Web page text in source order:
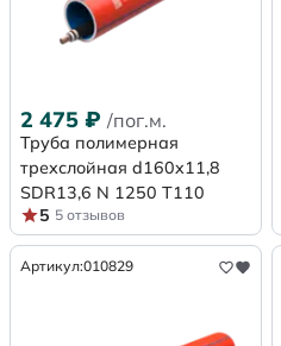
2 475 ₽ /пог.м.
Труба полимерная
трехслойная d160x11,8
SDR13,6 N 1250 Т110
5 5 отзывов
Артикул:010829